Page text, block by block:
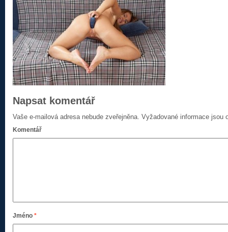
Napsat komentář
Vaše e-mailová adresa nebude zveřejněna. Vyžadované informace jsou
Komentář
Jméno *